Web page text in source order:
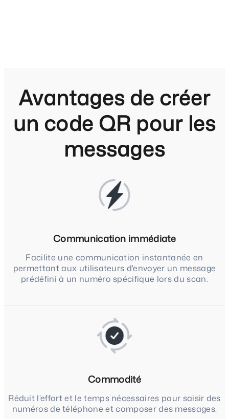
Avantages de créer
un code QR pour les
messages
Communication immédiate
Facilite une communication instantanée en
permettant aux utilisateurs d'envoyer un message
prédéfini à un numéro spécifique lors du scan.
Commodité
Réduit l'effort et le temps nécessaires pour saisir des
numéros de téléphone et composer des messages.